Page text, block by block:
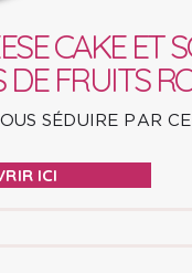
CAKE ET
DE FRUITS
SÉDUIRE PAR
ICI